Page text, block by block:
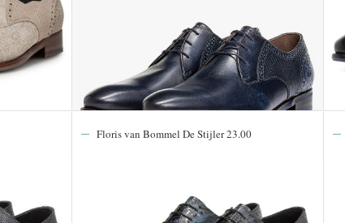
Floris van Bommel De Stijler 23.00